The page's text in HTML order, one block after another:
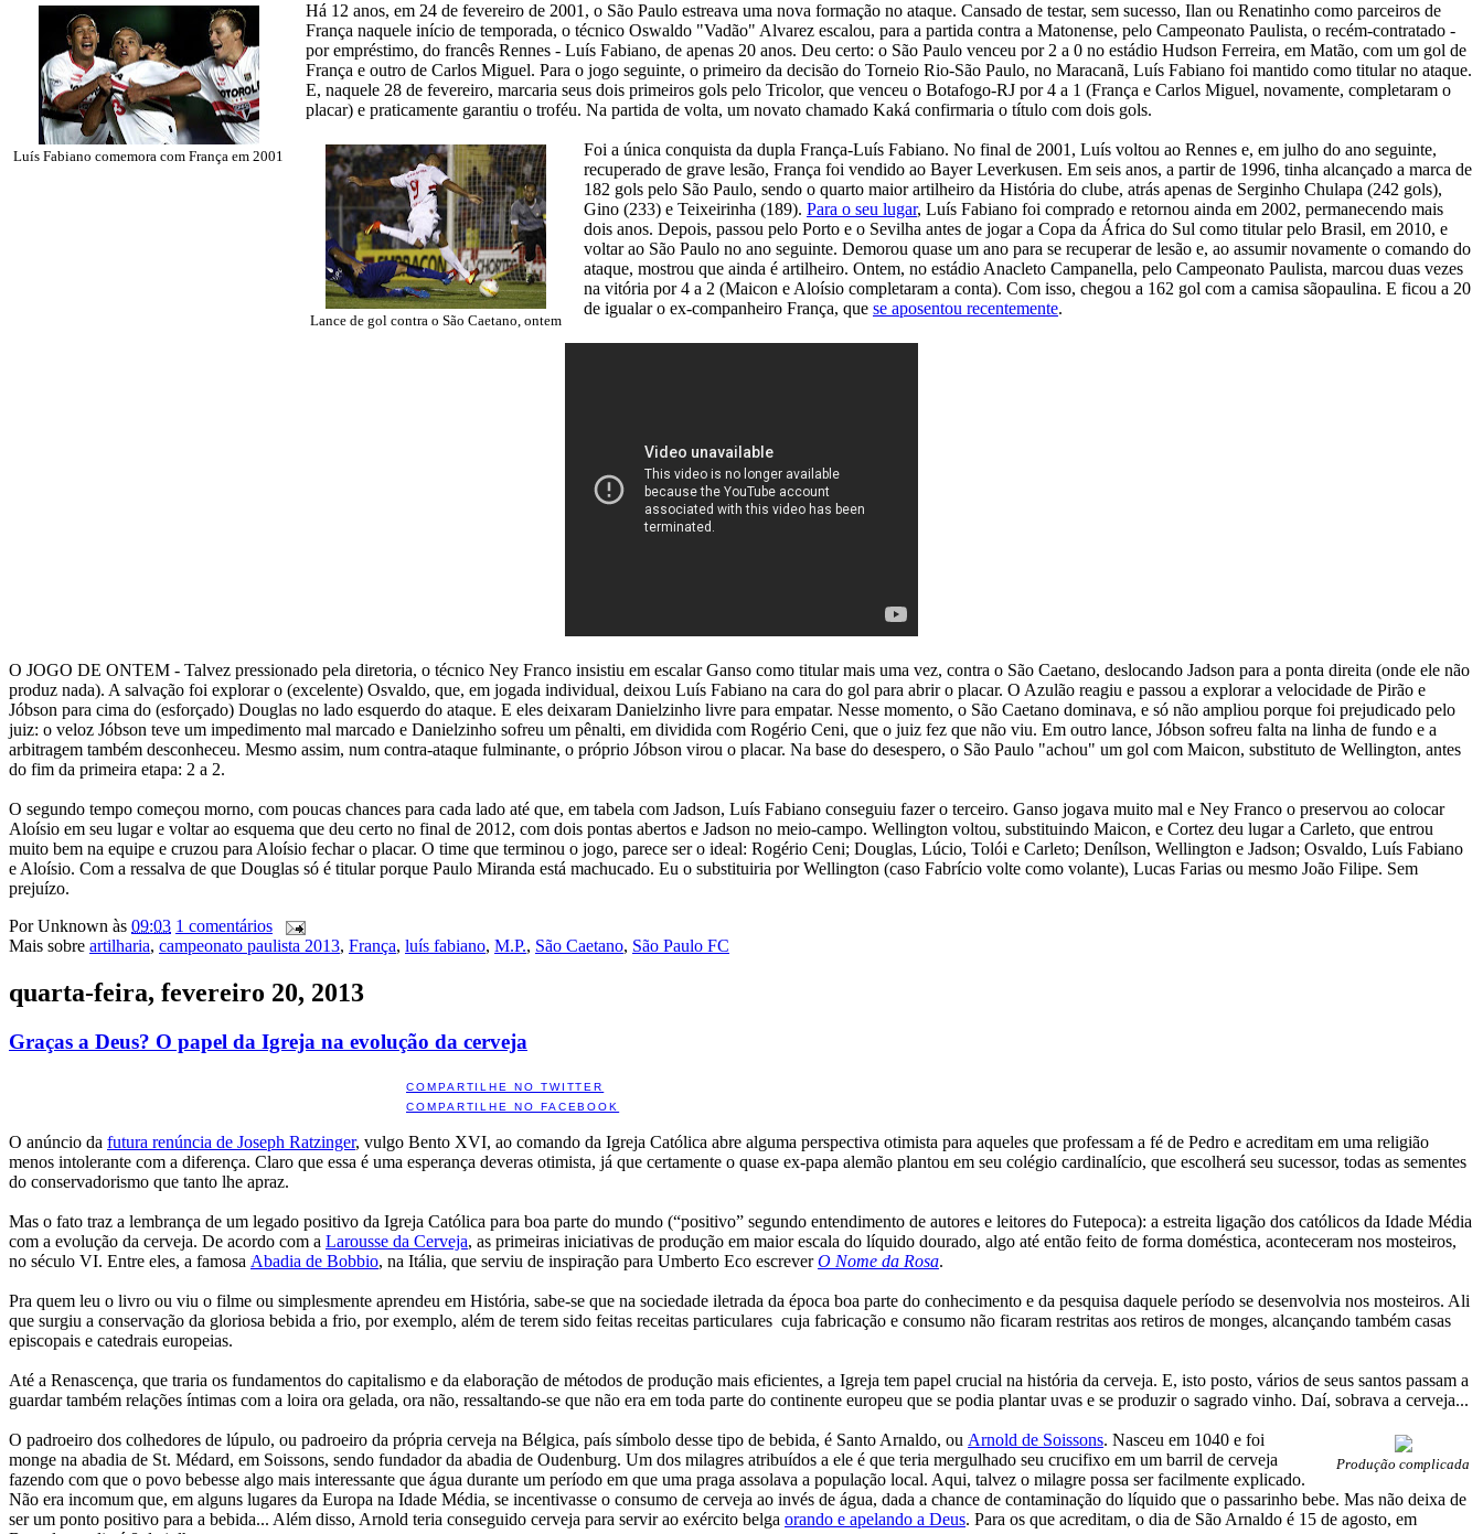
Luís Fabiano comemora com França em 2001
Há 12 anos, em 24 de fevereiro de 2001, o São Paulo estreava uma nova formação no ataque. Cansado de testar, sem sucesso, Ilan ou Renatinho como parceiros de
França naquele início de temporada, o técnico Oswaldo "Vadão" Alvarez escalou, para a partida contra a Matonense, pelo Campeonato Paulista, o recém-contratado -
por empréstimo, do francês Rennes - Luís Fabiano, de apenas 20 anos. Deu certo: o São Paulo venceu por 2 a 0 no estádio Hudson Ferreira, em Matão, com um gol de
França e outro de Carlos Miguel. Para o jogo seguinte, o primeiro da decisão do Torneio Rio-São Paulo, no Maracanã, Luís Fabiano foi mantido como titular no ataque.
E, naquele 28 de fevereiro, marcaria seus dois primeiros gols pelo Tricolor, que venceu o Botafogo-RJ por 4 a 1 (França e Carlos Miguel, novamente, completaram o
placar) e praticamente garantiu o troféu. Na partida de volta, um novato chamado Kaká confirmaria o título com dois gols.
Lance de gol contra o São Caetano, ontem
Foi a única conquista da dupla França-Luís Fabiano. No final de 2001, Luís voltou ao Rennes e, em julho do ano seguinte,
recuperado de grave lesão, França foi vendido ao Bayer Leverkusen. Em seis anos, a partir de 1996, tinha alcançado a marca de
182 gols pelo São Paulo, sendo o quarto maior artilheiro da História do clube, atrás apenas de Serginho Chulapa (242 gols),
Gino (233) e Teixeirinha (189). Para o seu lugar, Luís Fabiano foi comprado e retornou ainda em 2002, permanecendo mais
dois anos. Depois, passou pelo Porto e o Sevilha antes de jogar a Copa da África do Sul como titular pelo Brasil, em 2010, e
voltar ao São Paulo no ano seguinte. Demorou quase um ano para se recuperar de lesão e, ao assumir novamente o comando do
ataque, mostrou que ainda é artilheiro. Ontem, no estádio Anacleto Campanella, pelo Campeonato Paulista, marcou duas vezes
na vitória por 4 a 2 (Maicon e Aloísio completaram a conta). Com isso, chegou a 162 gol com a camisa sãopaulina. E ficou a 20
de igualar o ex-companheiro França, que se aposentou recentemente.
O JOGO DE ONTEM - Talvez pressionado pela diretoria, o técnico Ney Franco insistiu em escalar Ganso como titular mais uma vez, contra o São Caetano, deslocando Jadson para a ponta direita (onde ele não
produz nada). A salvação foi explorar o (excelente) Osvaldo, que, em jogada individual, deixou Luís Fabiano na cara do gol para abrir o placar. O Azulão reagiu e passou a explorar a velocidade de Pirão e
Jóbson para cima do (esforçado) Douglas no lado esquerdo do ataque. E eles deixaram Danielzinho livre para empatar. Nesse momento, o São Caetano dominava, e só não ampliou porque foi prejudicado pelo
juiz: o veloz Jóbson teve um impedimento mal marcado e Danielzinho sofreu um pênalti, em dividida com Rogério Ceni, que o juiz fez que não viu. Em outro lance, Jóbson sofreu falta na linha de fundo e a
arbitragem também desconheceu. Mesmo assim, num contra-ataque fulminante, o próprio Jóbson virou o placar. Na base do desespero, o São Paulo "achou" um gol com Maicon, substituto de Wellington, antes
do fim da primeira etapa: 2 a 2.
O segundo tempo começou morno, com poucas chances para cada lado até que, em tabela com Jadson, Luís Fabiano conseguiu fazer o terceiro. Ganso jogava muito mal e Ney Franco o preservou ao colocar
Aloísio em seu lugar e voltar ao esquema que deu certo no final de 2012, com dois pontas abertos e Jadson no meio-campo. Wellington voltou, substituindo Maicon, e Cortez deu lugar a Carleto, que entrou
muito bem na equipe e cruzou para Aloísio fechar o placar. O time que terminou o jogo, parece ser o ideal: Rogério Ceni; Douglas, Lúcio, Tolói e Carleto; Denílson, Wellington e Jadson; Osvaldo, Luís Fabiano
e Aloísio. Com a ressalva de que Douglas só é titular porque Paulo Miranda está machucado. Eu o substituiria por Wellington (caso Fabrício volte como volante), Lucas Farias ou mesmo João Filipe. Sem
prejuízo.
PorUnknown às 09:03 1 comentários
Mais sobre artilharia, campeonato paulista 2013, França, luís fabiano, M.P., São Caetano, São Paulo FC
quarta-feira, fevereiro 20, 2013
Graças a Deus? O papel da Igreja na evolução da cerveja
COMPARTILHE NO TWITTER
COMPARTILHE NO FACEBOOK
O anúncio da futura renúncia de Joseph Ratzinger, vulgo Bento XVI, ao comando da Igreja Católica abre alguma perspectiva otimista para aqueles que professam a fé de Pedro e acreditam em uma religião
menos intolerante com a diferença. Claro que essa é uma esperança deveras otimista, já que certamente o quase ex-papa alemão plantou em seu colégio cardinalício, que escolherá seu sucessor, todas as sementes
do conservadorismo que tanto lhe apraz.
Mas o fato traz a lembrança de um legado positivo da Igreja Católica para boa parte do mundo (“positivo” segundo entendimento de autores e leitores do Futepoca): a estreita ligação dos católicos da Idade Média
com a evolução da cerveja. De acordo com a Larousse da Cerveja, as primeiras iniciativas de produção em maior escala do líquido dourado, algo até então feito de forma doméstica, aconteceram nos mosteiros,
no século VI. Entre eles, a famosa Abadia de Bobbio, na Itália, que serviu de inspiração para Umberto Eco escreverO Nome da Rosa.
Pra quem leu o livro ou viu o filme ou simplesmente aprendeu em História, sabe-se que na sociedade iletrada da época boa parte do conhecimento e da pesquisa daquele período se desenvolvia nos mosteiros. Ali
que surgiu a conservação da gloriosa bebida a frio, por exemplo, além de terem sido feitas receitas particulares cuja fabricação e consumo não ficaram restritas aos retiros de monges, alcançando também casas
episcopais e catedrais europeias.
Até a Renascença, que traria os fundamentos do capitalismo e da elaboração de métodos de produção mais eficientes, a Igreja tem papel crucial na história da cerveja. E, isto posto, vários de seus santos passam a
guardar também relações íntimas com a loira ora gelada, ora não, ressaltando-se que não era em toda parte do continente europeu que se podia plantar uvas e se produzir o sagrado vinho. Daí, sobrava a cerveja...
Produção complicada
O padroeiro dos colhedores de lúpulo, ou padroeiro da própria cerveja na Bélgica, país símbolo desse tipo de bebida, é Santo Arnaldo, ou Arnold de Soissons. Nasceu em 1040 e foi
monge na abadia de St. Médard, em Soissons, sendo fundador da abadia de Oudenburg. Um dos milagres atribuídos a ele é que teria mergulhado seu crucifixo em um barril de cerveja
fazendo com que o povo bebesse algo mais interessante que água durante um período em que uma praga assolava a população local. Aqui, talvez o milagre possa ser facilmente explicado.
Não era incomum que, em alguns lugares da Europa na Idade Média, se incentivasse o consumo de cerveja ao invés de água, dada a chance de contaminação do líquido que o passarinho bebe. Mas não deixa de
ser um ponto positivo para a bebida... Além disso, Arnold teria conseguido cerveja para servir ao exército belga orando e apelando a Deus. Para os que acreditam, o dia de São Arnaldo é 15 de agosto, em